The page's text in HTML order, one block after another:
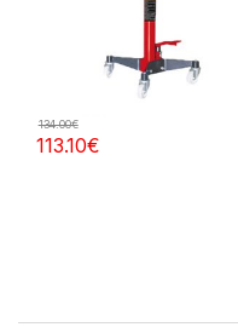
113.10€
134.00€